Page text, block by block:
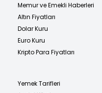
Memur ve Emekli Haberleri
Altın Fiyatları
Dolar Kuru
Euro Kuru
Kripto Para Fiyatları
Yemek Tarifleri